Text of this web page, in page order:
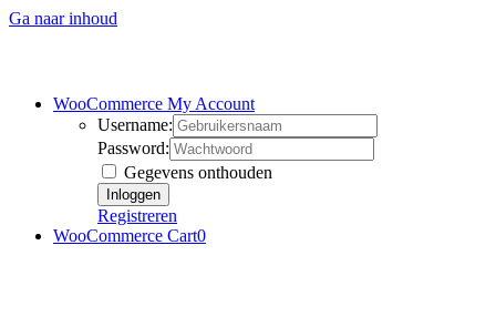
Ga naar inhoud
WooCommerce My Account
Username:
Password:
Gegevens onthouden
Registreren
WooCommerce Cart0